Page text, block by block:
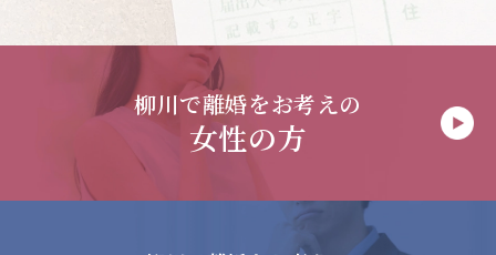
柳川で離婚をお考えの
女性の方